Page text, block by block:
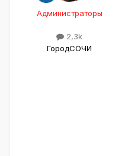
Администраторы
2,3k
ГородСОЧИ